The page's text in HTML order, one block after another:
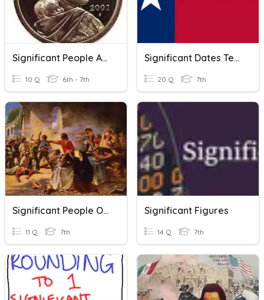
Significant People And Groups
10 Q 6th - 7th
Significant Dates Test Corrections
20 Q 7th
Significant People Of The Texas Revolution
11 Q 7th
Significant Figures
14 Q 7th